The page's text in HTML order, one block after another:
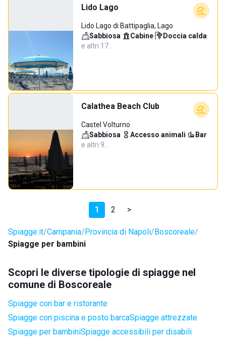
Lido Lago
Lido Lago di Battipaglia, Lago
Sabbiosa· Cabine· Doccia calda·
e altri 17…
Calathea Beach Club
Castel Volturno
Sabbiosa· Accesso animali· Bar·
e altri 9…
1 2 >
Spiagge.it Campania Provincia di Napoli Boscoreale
Spiagge per bambini
Scopri le diverse tipologie di spiagge nel
comune di Boscoreale
Spiagge con bar e ristorante
Spiagge con piscina e posto barcaSpiagge attrezzate
Spiagge per bambiniSpiagge accessibili per disabili